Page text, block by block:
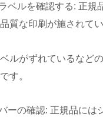
ベルを確認する: 正規
質な印刷が施されてい
ルがずれているなど
す。
ーの確認: 正規品には